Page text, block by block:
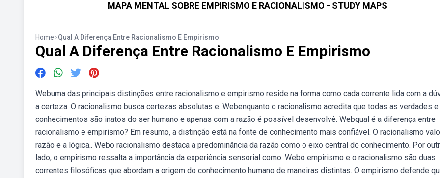
MAPA MENTAL SOBRE EMPIRISMO E RACIONALISMO - STUDY MAPS
Home>Qual A Diferença Entre Racionalismo E Empirismo
Qual A Diferença Entre Racionalismo E Empirismo
Webuma das principais distinções entre racionalismo e empirismo reside na forma como cada corrente lida com a
a certeza. O racionalismo busca certezas absolutas e. Webenquanto o racionalismo acredita que todas as verdades e
conhecimentos são inatos do ser humano e apenas com a razão é possível desenvolvê. Webqual é a diferença entre
racionalismo e empirismo? Em resumo, a distinção está na fonte de conhecimento mais confiável. O racionalismo
razão e a lógica,. Webo racionalismo destaca a predominância da razão como o eixo central do conhecimento. Por
lado, o empirismo ressalta a importância da experiência sensorial como. Webo empirismo e o racionalismo são duas
correntes filosóficas que abordam a origem do conhecimento humano de maneiras distintas. O empirismo defende